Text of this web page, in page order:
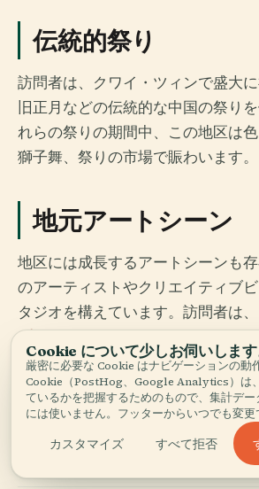
伝統的祭り
訪問者は、クワイ・ツィンで盛大
旧正月などの伝統的な中国の祭り
れらの祭りの期間中、この地区は色
獅子舞、祭りの市場で賑わいます。
地元アートシーン
地区には成長するアートシーンも
のアーティストやクリエイティブ
タジオを構えています。訪問者は、
プ
のような地元のアートギャラリ
し、ワークショップに参加したり
属作りを学んだりできます。
実用的ヒント
Cookie について少しお伺いします
厳密に必要な Cookie はナビゲーションの動
Cookie（PostHog、Google Analytics）は
ているかを把握するためのもので、集計デ
には使いません。フッターからいつでも変更
カスタマイズ すべて拒否